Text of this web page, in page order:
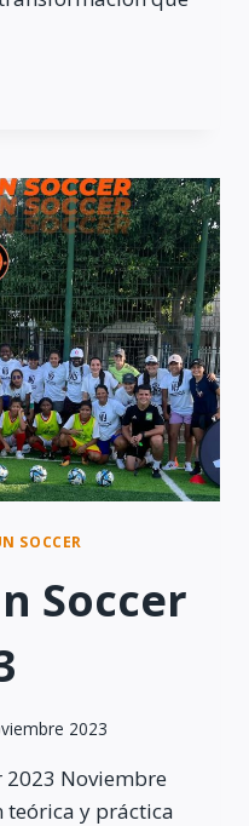
SOCCER
Soccer
2023
2023 Noviembre
teórica y práctica